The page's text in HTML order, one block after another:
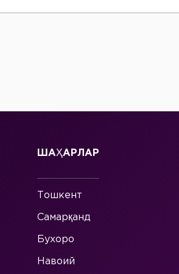
ШАҲАРЛАР
Тошкент
Самарқанд
Бухоро
Навоий